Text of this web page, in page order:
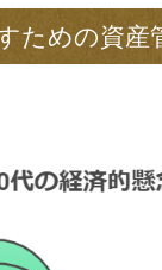
ための資産